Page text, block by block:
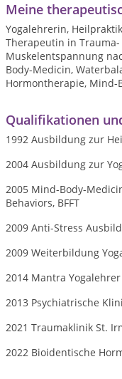
Meine
Yogalehrerin,
Therapeutin in
Muskelentspannung
Body-Medicin,
Hormontherapie, Mind-
Qualifikationen
1992 Ausbildung zur
2004 Ausbildung zur
2005 Mind-Body-
Behaviors, BFFT
2009 Anti-Stress
2009 Weiterbildung
2014 Mantra
2013 Psychiatrische
2021 Traumaklinik St.
2022 Bioidentische